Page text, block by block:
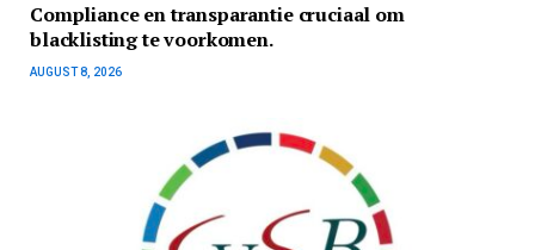
Compliance en transparantie cruciaal om
blacklisting te voorkomen.
AUGUST 8, 2026